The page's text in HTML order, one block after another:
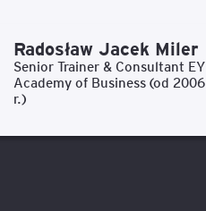
Radosław Jacek Miler
Senior Trainer & Consultant EY
Academy of Business (od 2006
r.)